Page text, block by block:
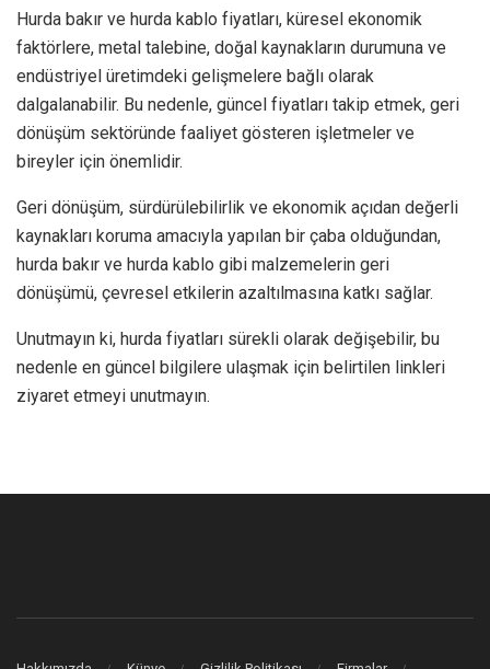
Hurda bakır ve hurda kablo fiyatları, küresel ekonomik
faktörlere, metal talebine, doğal kaynakların durumuna ve
endüstriyel üretimdeki gelişmelere bağlı olarak
dalgalanabilir. Bu nedenle, güncel fiyatları takip etmek, geri
dönüşüm sektöründe faaliyet gösteren işletmeler ve
bireyler için önemlidir.
Geri dönüşüm, sürdürülebilirlik ve ekonomik açıdan değerli
kaynakları koruma amacıyla yapılan bir çaba olduğundan,
hurda bakır ve hurda kablo gibi malzemelerin geri
dönüşümü, çevresel etkilerin azaltılmasına katkı sağlar.
Unutmayın ki, hurda fiyatları sürekli olarak değişebilir, bu
nedenle en güncel bilgilere ulaşmak için belirtilen linkleri
ziyaret etmeyi unutmayın.